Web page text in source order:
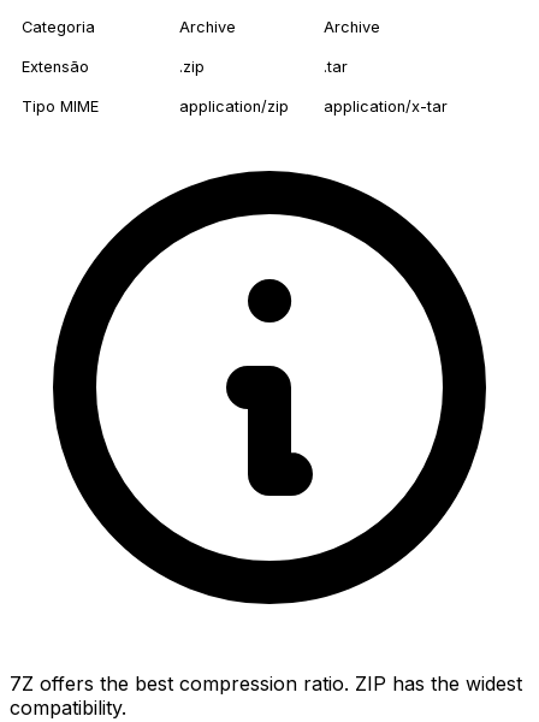
Categoria Archive Archive
Extensão .zip .tar
Tipo MIME application/zip application/x-tar
7Z offers the best compression ratio. ZIP has the widest
compatibility.